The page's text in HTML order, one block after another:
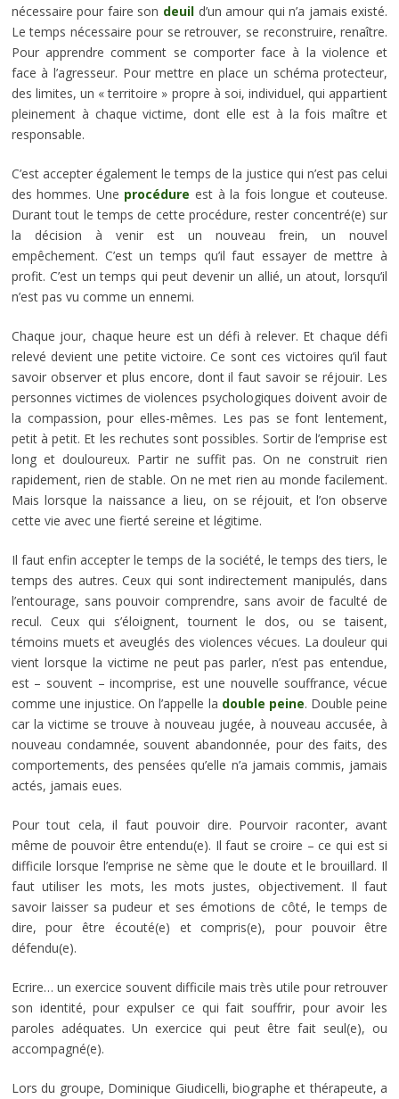
nécessaire pour faire son deuild’un amour qui n’a jamais existé.
Le temps nécessaire pour se retrouver, se reconstruire, renaître.
Pour apprendre comment se comporter face à la violence et
face à l’agresseur. Pour mettre en place un schéma protecteur,
des limites, un « territoire » propre à soi, individuel, qui appartient
pleinement à chaque victime, dont elle est à la fois maître et
responsable.
C’est accepter également le temps de la justice qui n’est pas celui
des hommes. Une procédure est à la fois longue et couteuse.
Durant tout le temps de cette procédure, rester concentré(e) sur
la décision à venir est un nouveau frein, un nouvel
empêchement. C’est un temps qu’il faut essayer de mettre à
profit. C’est un temps qui peut devenir un allié, un atout, lorsqu’il
n’est pas vu comme un ennemi.
Chaque jour, chaque heure est un défi à relever. Et chaque défi
relevé devient une petite victoire. Ce sont ces victoires qu’il faut
savoir observer et plus encore, dont il faut savoir se réjouir. Les
personnes victimes de violences psychologiques doivent avoir de
la compassion, pour elles-mêmes. Les pas se font lentement,
petit à petit. Et les rechutes sont possibles. Sortir de l’emprise est
long et douloureux. Partir ne suffit pas. On ne construit rien
rapidement, rien de stable. On ne met rien au monde facilement.
Mais lorsque la naissance a lieu, on se réjouit, et l’on observe
cette vie avec une fierté sereine et légitime.
Il faut enfin accepter le temps de la société, le temps des tiers, le
temps des autres. Ceux qui sont indirectement manipulés, dans
l’entourage, sans pouvoir comprendre, sans avoir de faculté de
recul. Ceux qui s’éloignent, tournent le dos, ou se taisent,
témoins muets et aveuglés des violences vécues. La douleur qui
vient lorsque la victime ne peut pas parler, n’est pas entendue,
est – souvent – incomprise, est une nouvelle souffrance, vécue
comme une injustice. On l’appelle la double peine. Double peine
car la victime se trouve à nouveau jugée, à nouveau accusée, à
nouveau condamnée, souvent abandonnée, pour des faits, des
comportements, des pensées qu’elle n’a jamais commis, jamais
actés, jamais eues.
Pour tout cela, il faut pouvoir dire. Pourvoir raconter, avant
même de pouvoir être entendu(e). Il faut se croire – ce qui est si
difficile lorsque l’emprise ne sème que le doute et le brouillard. Il
faut utiliser les mots, les mots justes, objectivement. Il faut
savoir laisser sa pudeur et ses émotions de côté, le temps de
dire, pour être écouté(e) et compris(e), pour pouvoir être
défendu(e).
Ecrire… un exercice souvent difficile mais très utile pour retrouver
son identité, pour expulser ce qui fait souffrir, pour avoir les
paroles adéquates. Un exercice qui peut être fait seul(e), ou
accompagné(e).
Lors du groupe, Dominique Giudicelli, biographe et thérapeute, a